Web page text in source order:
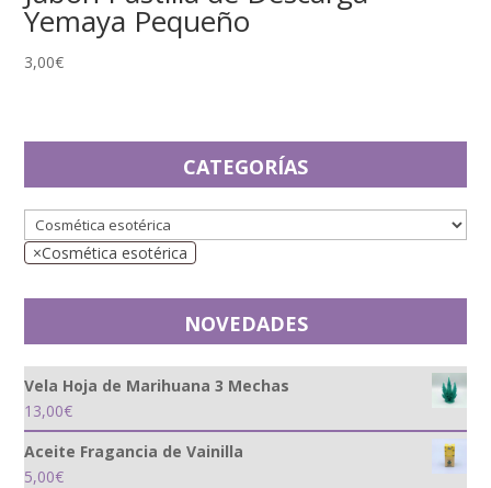
Yemaya Pequeño
3,00€
CATEGORÍAS
×Cosmética esotérica
NOVEDADES
Vela Hoja de Marihuana 3 Mechas
13,00€
Aceite Fragancia de Vainilla
5,00€